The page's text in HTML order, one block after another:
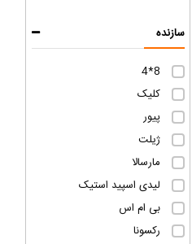
سازنده
8*4
کلیک
پیور
ژیلت
مارسالا
لیدی اسپید استیک
بی ام اس
رکسونا